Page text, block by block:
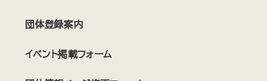
団体登録案内
イベント掲載フォーム